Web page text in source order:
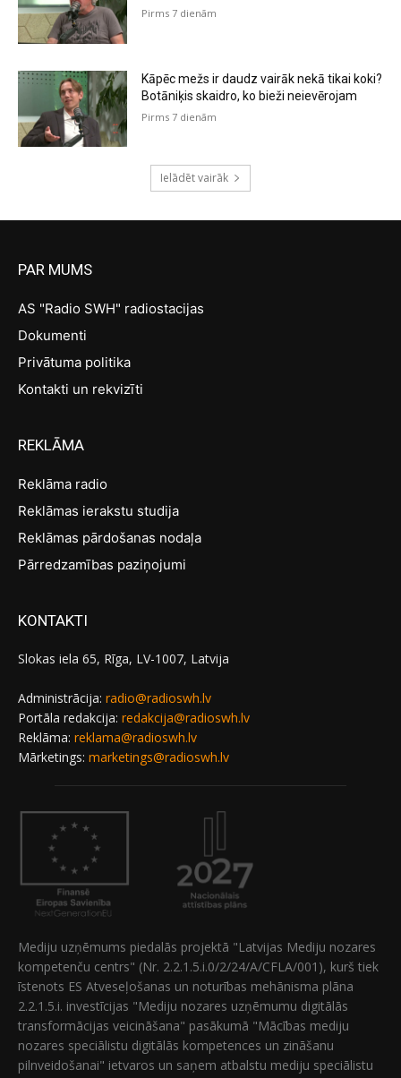
Pirms 7 dienām
Kāpēc mežs ir daudz vairāk nekā tikai koki?
Botāniķis skaidro, ko bieži neievērojam
Pirms 7 dienām
Ielādēt vairāk
PAR MUMS
AS "Radio SWH" radiostacijas
Dokumenti
Privātuma politika
Kontakti un rekvizīti
REKLĀMA
Reklāma radio
Reklāmas ierakstu studija
Reklāmas pārdošanas nodaļa
Pārredzamības paziņojumi
KONTAKTI
Slokas iela 65, Rīga, LV-1007, Latvija
Administrācija: radio@radioswh.lv
Portāla redakcija: redakcija@radioswh.lv
Reklāma: reklama@radioswh.lv
Mārketings: marketings@radioswh.lv
Mediju uzņēmums piedalās projektā "Latvijas Mediju nozares
kompetenču centrs" (Nr. 2.2.1.5.i.0/2/24/A/CFLA/001), kurš tiek
īstenots ES Atveseļošanas un noturības mehānisma plāna
2.2.1.5.i. investīcijas "Mediju nozares uzņēmumu digitālās
transformācijas veicināšana" pasākumā "Mācības mediju
nozares speciālistu digitālās kompetences un zināšanu
pilnveidošanai" ietvaros un saņem atbalstu mediju speciālistu